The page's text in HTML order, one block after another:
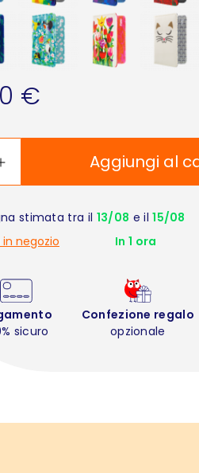
€
Aggiungi al
stimata tra il 13/08 e il15/08
negozio
In 1 ora
sicuro
Confezione regalo
opzionale